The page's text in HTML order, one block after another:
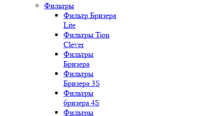
Фильтры
Фильтр Бризера
Lite
Фильтры Tion
Clever
Фильтры
Бризера
Фильтры
Бризера 3S
Фильтры
бризера 4S
Фильтры